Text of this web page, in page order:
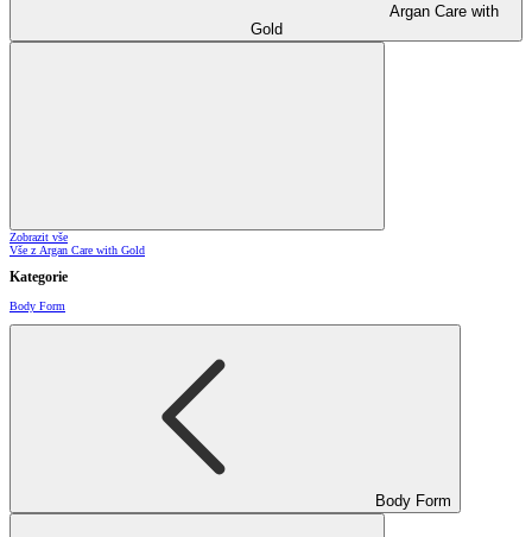
Argan Care with
Gold
Zobrazit vše
Vše z Argan Care with Gold
Kategorie
Body Form
Body Form